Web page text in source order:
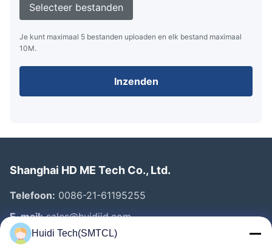
Selecteer bestanden
Je kunt maximaal 5 bestanden uploaden en elk bestand maximaal
10M.
Inzenden
Shanghai HD ME Tech Co., Ltd.
Telefoon: 0086-21-61195255
E-mail:sales@huidijd.com
Huidi Tech(SMTCL)